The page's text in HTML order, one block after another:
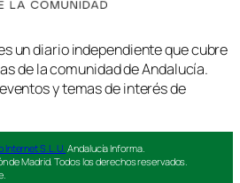
un diario independiente que cubre
de la comunidad de Andalucía.
y temas de interés de
Internet S.L.U. Andalucía Informa.
de Madrid. Todos los derechos reservados.